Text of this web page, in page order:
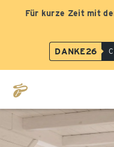
Für kurze Zeit mit
DANKE26